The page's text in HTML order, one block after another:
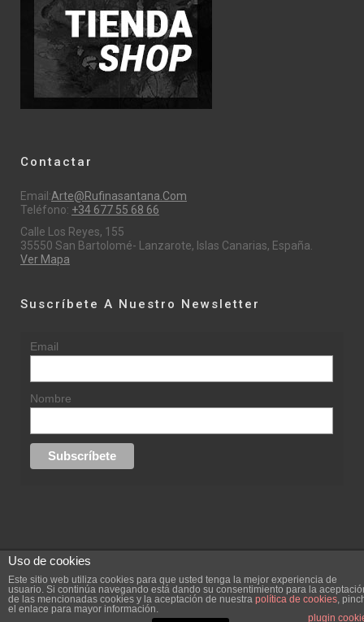
Contactar
Email:Arte@rufinasantana.com
Teléfono: +34 677 55 68 66
Calle Los Reyes, 155
35550 San Bartolomé- Lanzarote, Islas Canarias, España.
Ver Mapa
Suscríbete A Nuestro Newsletter
Email
Nombre
replica rolex datejust replica rolex day date
Creada por
Uso de cookies
Este sitio web utiliza cookies para que usted tenga la mejor experiencia de
usuario. Si continúa navegando está dando su consentimiento para la
de las mencionadas cookies y la aceptación de nuestra política de cookies,
el enlace para mayor información.
plugin